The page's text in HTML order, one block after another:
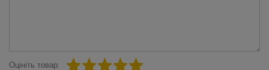
Оцініть товар: